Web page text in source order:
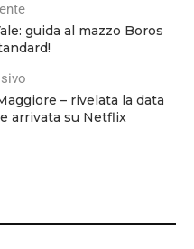
guida al mazzo Boros
– rivelata la data
arrivata su Netflix